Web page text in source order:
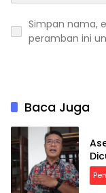
Simpan nama,
peramban ini
Baca Juga